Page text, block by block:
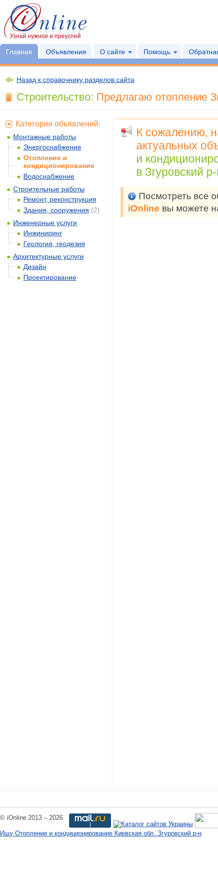
Узнай нужное и преуспей
Главная Объявления О сайте Помощь
Назад к справочнику разделов сайта
Строительство: Предлагаю отопление
К сожалению,
актуальных
и
в Згуровский
Посмотреть все
iOnline вы можете
Категории объявлений:
Монтажные работы
Энергоснабжение
Отопление и
кондиционирование
Водоснабжение
Строительные работы
Ремонт, реконструкция
Здания, сооружения (2)
Инженерные услуги
Инжиниринг
Геология, геодезия
Архитектурные услуги
Дизайн
Проектирование
© iOnline 2013 – 2026
Ищу Отопление и кондиционирование Киевская обл. Згуровский р-н